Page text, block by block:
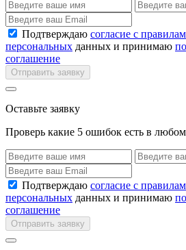
Подтверждаю согласие с
персональных данных и принимаю
соглашение
Отправить заявку
Оставьте заявку
Проверь какие 5 ошибок есть в
Подтверждаю согласие с
персональных данных и принимаю
соглашение
Отправить заявку